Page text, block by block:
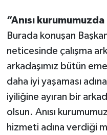
“Anısı
Burada konuşan
neticesinde çalışma
arkadaşımız bütün
daha iyi yaşaması
iyiliğine ayıran bir
olsun. Anısı
hizmeti adına verdiği